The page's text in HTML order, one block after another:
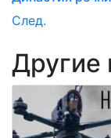
След.
Другие